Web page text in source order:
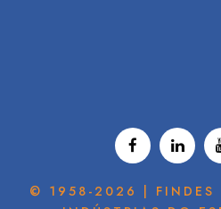
© 1958-2026 | FINDES